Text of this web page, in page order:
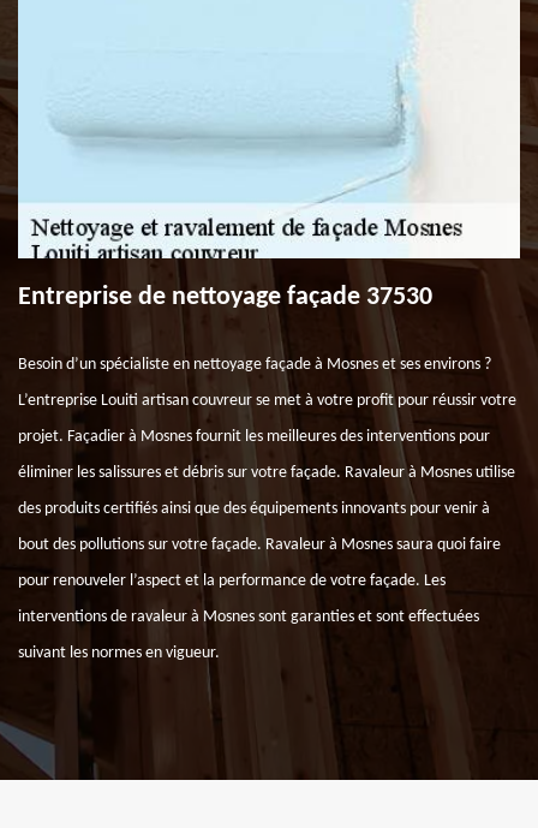
Entreprise de nettoyage façade 37530
Besoin d’un spécialiste en nettoyage façade à Mosnes et ses environs ?
L’entreprise Louiti artisan couvreur se met à votre profit pour réussir votre
projet. Façadier à Mosnes fournit les meilleures des interventions pour
éliminer les salissures et débris sur votre façade. Ravaleur à Mosnes utilise
des produits certifiés ainsi que des équipements innovants pour venir à
bout des pollutions sur votre façade. Ravaleur à Mosnes saura quoi faire
pour renouveler l’aspect et la performance de votre façade. Les
interventions de ravaleur à Mosnes sont garanties et sont effectuées
suivant les normes en vigueur.